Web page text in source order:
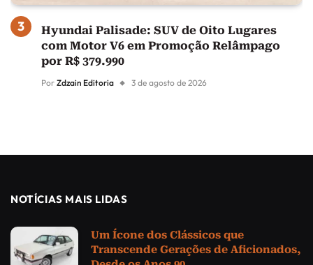
Hyundai Palisade: SUV de Oito Lugares
com Motor V6 em Promoção Relâmpago
por R$ 379.990
Por Zdzain Editoria 3 de agosto de 2026
NOTÍCIAS MAIS LIDAS
Um Ícone dos Clássicos que
Transcende Gerações de Aficionados,